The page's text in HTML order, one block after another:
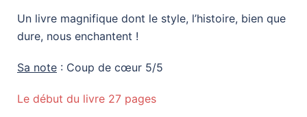
Un livre magnifique dont le style, l’histoire, bien que
dure, nous enchantent !
Sa note : Coup de cœur 5/5
Le début du livre 27 pages